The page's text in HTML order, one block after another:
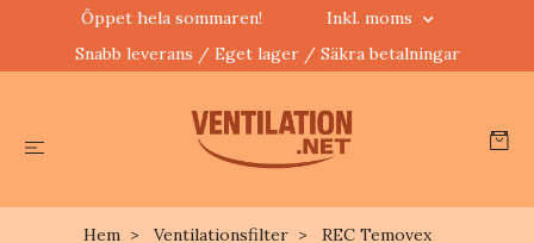
Öppet hela sommaren!
Inkl. moms
Snabb leverans / Eget lager / Säkra betalningar
Hem Ventilationsfilter REC Temovex